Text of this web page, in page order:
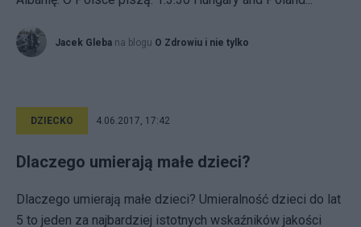
Jacek Gleba na blogu O Zdrowiu i nie tylko
DZIECKO 4.06.2017, 17:42
Dlaczego umierają małe dzieci?
Dlaczego umierają małe dzieci? Umieralność dzieci do lat
5 to jeden za najbardziej istotnych wskaźników jakości